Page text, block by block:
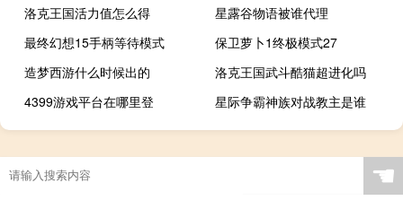
洛克王国活力值怎么得
星露谷物语被谁代理
最终幻想15手柄等待模式
保卫萝卜1终极模式27
造梦西游什么时候出的
洛克王国武斗酷猫超进化吗
4399游戏平台在哪里登
星际争霸神族对战教主是谁
☚